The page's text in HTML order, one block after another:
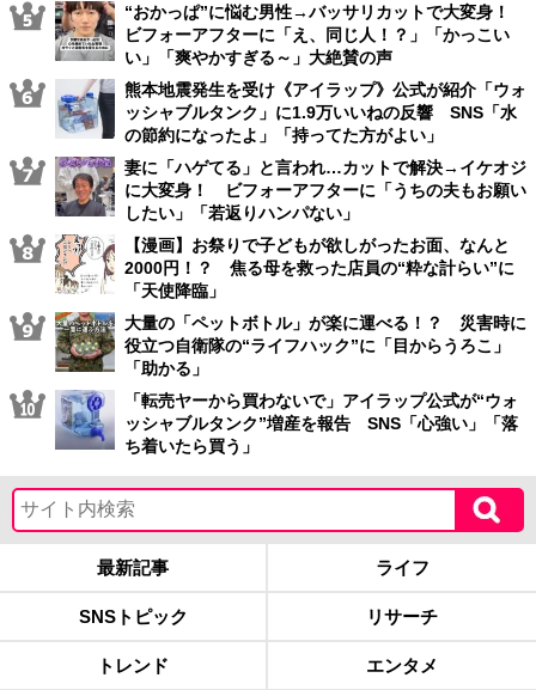
“おかっぱ”に悩む男性→バッサリカットで大変身！
ビフォーアフターに「え、同じ人！？」「かっこい
い」「爽やかすぎる～」大絶賛の声
熊本地震発生を受け《アイラップ》公式が紹介「ウォ
ッシャブルタンク」に1.9万いいねの反響 SNS「水
の節約になったよ」「持ってた方がよい」
妻に「ハゲてる」と言われ…カットで解決→イケオジ
に大変身！ ビフォーアフターに「うちの夫もお願い
したい」「若返りハンパない」
【漫画】お祭りで子どもが欲しがったお面、なんと
2000円！？ 焦る母を救った店員の“粋な計らい”に
「天使降臨」
大量の「ペットボトル」が楽に運べる！？ 災害時に
役立つ自衛隊の“ライフハック”に「目からうろこ」
「助かる」
「転売ヤーから買わないで」アイラップ公式が“ウォ
ッシャブルタンク”増産を報告 SNS「心強い」「落
ち着いたら買う」
最新記事 ライフ
SNSトピック リサーチ
トレンド エンタメ